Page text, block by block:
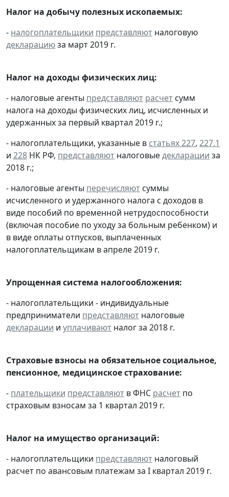
Налог на добычу полезных ископаемых:
- налогоплательщики представляют налоговую
декларациюза март 2019 г.
Налог на доходы физических лиц:
- налоговые агенты представляют расчет сумм
налога на доходы физических лиц, исчисленных и
удержанных за первый квартал 2019 г.;
- налогоплательщики, указанные в статьях 227, 227.1
и 228 НК РФ, представляют налоговыедекларации за
2018 г.;
- налоговые агенты перечисляют суммы
исчисленного и удержанного налога с доходов в
виде пособий по временной нетрудоспособности
(включая пособие по уходу за больным ребенком) и
в виде оплаты отпусков, выплаченных
налогоплательщикам в апреле 2019 г.
Упрощенная система налогообложения:
- налогоплательщики - индивидуальные
предприниматели представляют налоговые
декларации и уплачивают налог за 2018 г.
Страховые взносы на обязательное социальное,
пенсионное, медицинское страхование:
- плательщики представляют в ФНС расчет по
страховым взносам за 1 квартал 2019 г.
Налог на имущество организаций:
- налогоплательщики представляют налоговый
расчет по авансовым платежам за I квартал 2019 г.